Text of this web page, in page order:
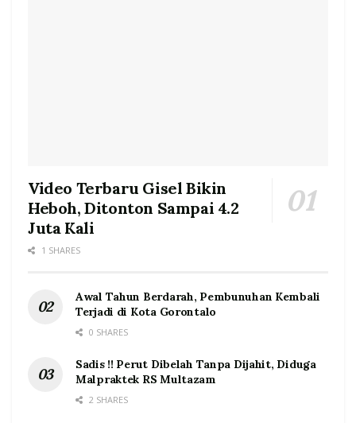
Video Terbaru Gisel Bikin
Heboh, Ditonton Sampai 4.2
Juta Kali
1 SHARES
Awal Tahun Berdarah, Pembunuhan Kembali
Terjadi di Kota Gorontalo
0 SHARES
Sadis !! Perut Dibelah Tanpa Dijahit, Diduga
Malpraktek RS Multazam
2 SHARES